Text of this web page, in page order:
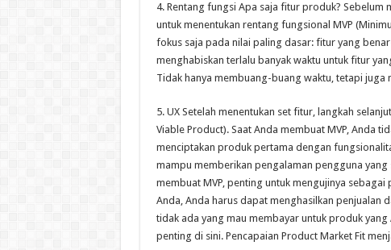
4. Rentang fungsi Apa saja fitur produk?
untuk menentukan rentang fungsional MVP
fokus saja pada nilai paling dasar: fitur yang
menghabiskan terlalu banyak waktu untuk fitur
Tidak hanya membuang-buang waktu, tetapi juga
5. UX Setelah menentukan set fitur, langkah
Viable Product). Saat Anda membuat MVP, Anda
menciptakan produk pertama dengan
mampu memberikan pengalaman pengguna
membuat MVP, penting untuk mengujinya
Anda, Anda harus dapat menghasilkan penjualan
tidak ada yang mau membayar untuk produk
penting di sini. Pencapaian Product Market Fit